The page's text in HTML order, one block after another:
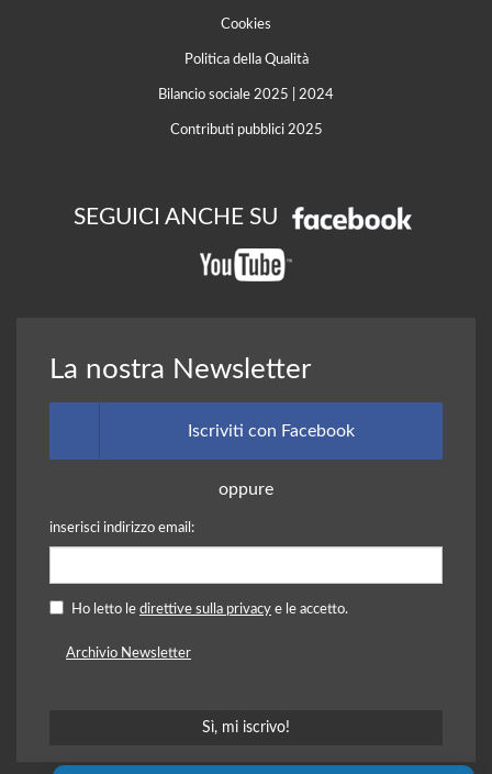
Cookies
Politica della Qualità
Bilancio sociale 2025 2024
Contributi pubblici 2025
SEGUICI ANCHE SU
La nostra Newsletter
Iscriviti con Facebook
oppure
inserisci indirizzo email:
Ho letto le direttive sulla privacy e le accetto.
Archivio Newsletter